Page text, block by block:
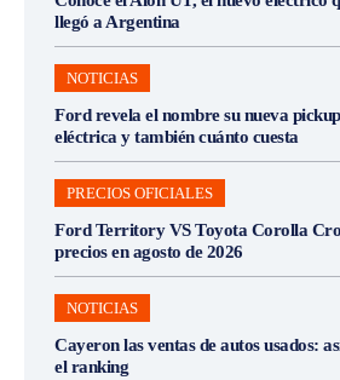
llegó a Argentina
NOTICIAS
Ford revela el nombre su nueva pickup
eléctrica y también cuánto cuesta
PRECIOS OFICIALES
Ford Territory VS Toyota Corolla
precios en agosto de 2026
NOTICIAS
Cayeron las ventas de autos usados:
el ranking